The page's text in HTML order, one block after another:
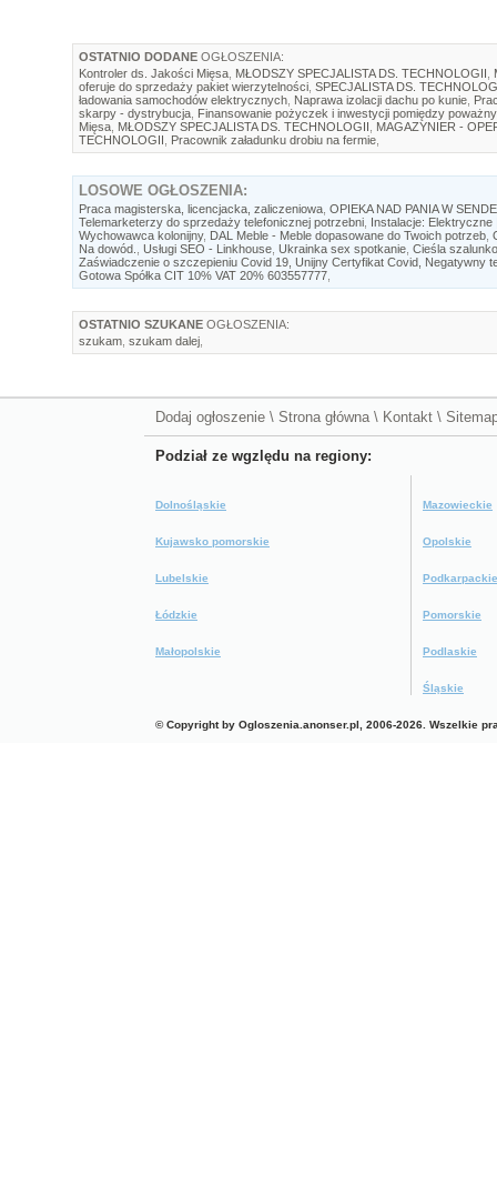
OSTATNIO DODANE OGŁOSZENIA:
Kontroler ds. Jakości Mięsa MŁODSZY SPECJALISTA DS. TECHNOLOGII
oferuje do sprzedaży pakiet wierzytelności SPECJALISTA DS.
ładowania samochodów elektrycznych Naprawa izolacji dachu po kunie
skarpy - dystrybucja Finansowanie pożyczek i inwestycji pomiędzy
Mięsa MŁODSZY SPECJALISTA DS. TECHNOLOGII
MAGAZYNIER -
TECHNOLOGII
Pracownik załadunku drobiu na fermie
LOSOWE OGŁOSZENIA:
Praca magisterska, licencjacka, zaliczeniowa OPIEKA NAD PANIA W
Telemarketerzy do sprzedaży telefonicznej potrzebni Instalacje:
Wychowawca kolonijny, DAL Meble - Meble dopasowane do Twoich potrzeb
Na dowód.
Usługi SEO - Linkhouse Ukrainka sex spotkanie Cieśla
Zaświadczenie o szczepieniu Covid 19, Unijny Certyfikat Covid, Negatywny
Gotowa Spółka CIT 10% VAT 20% 603557777
OSTATNIO SZUKANE OGŁOSZENIA:
szukam szukam dalej
Dodaj ogłoszenie \ Strona główna \ Kontakt \
Podział ze wgzlędu na regiony:
Dolnośląskie
Kujawsko pomorskie
Lubelskie
Łódzkie
Małopolskie
Mazowieckie
Opolskie
Podkarpackie
Pomorskie
Podlaskie
Śląskie
© Copyright by Ogloszenia.anonser.pl, 2006-2026. Wszelkie